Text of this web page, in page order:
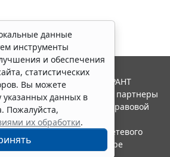
данные
инструменты
и обеспечения
статистических
Вы можете
указанных данных в
Пожалуйста,
их обработки.
2026. Система ГАРАНТ
Компания "Гарант" и ее партнеры
Российской ассоциации правовой
в качестве сетевого
службой по надзору в сфере